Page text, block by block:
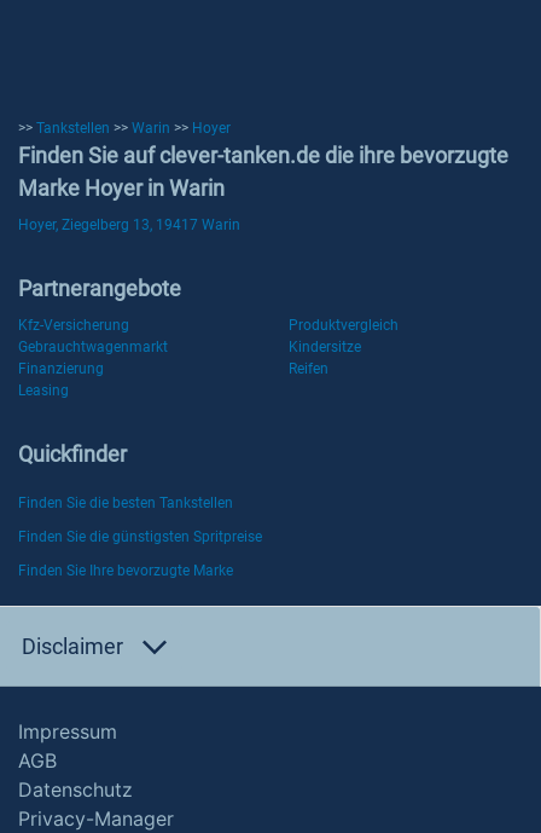
>> Tankstellen >> Warin >> Hoyer
Finden Sie auf clever-tanken.de die ihre bevorzugte
Marke Hoyer in Warin
Hoyer, Ziegelberg 13, 19417 Warin
Partnerangebote
Kfz-Versicherung
Produktvergleich
Gebrauchtwagenmarkt
Kindersitze
Finanzierung
Reifen
Leasing
Quickfinder
Finden Sie die besten Tankstellen
Finden Sie die günstigsten Spritpreise
Finden Sie Ihre bevorzugte Marke
Disclaimer
Impressum
AGB
Datenschutz
Privacy-Manager